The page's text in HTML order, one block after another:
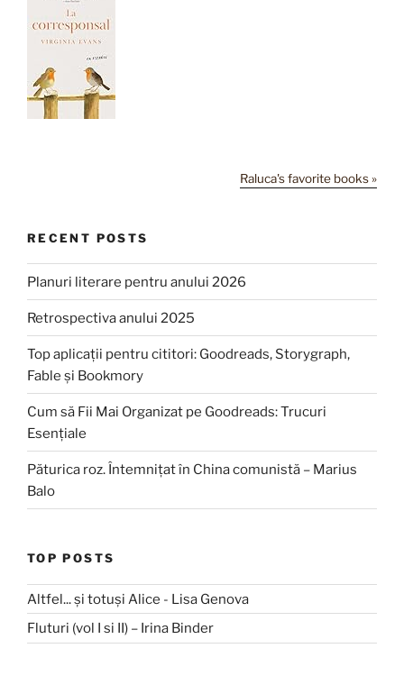
Raluca's favorite books »
RECENT POSTS
Planuri literare pentru anului 2026
Retrospectiva anului 2025
Top aplicații pentru cititori: Goodreads, Storygraph,
Fable și Bookmory
Cum să Fii Mai Organizat pe Goodreads: Trucuri
Esențiale
Păturica roz. Întemnițat în China comunistă – Marius
Balo
TOP POSTS
Altfel... și totuși Alice - Lisa Genova
Fluturi (vol I si II) – Irina Binder